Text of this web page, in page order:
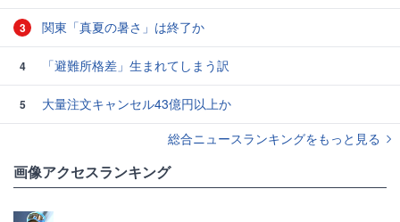
3 関東「真夏の暑さ」は終了か
4 「避難所格差」生まれてしまう訳
5
大量注文キャンセル43億円以上か
総合ニュースランキングをもっと見る
画像アクセスランキング